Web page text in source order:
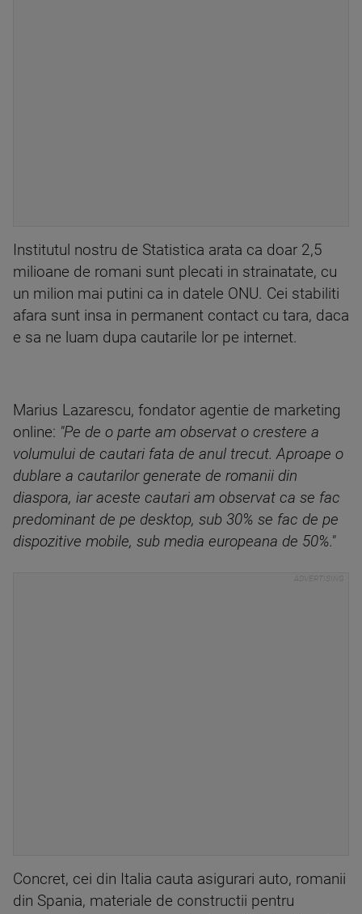
Institutul nostru de Statistica arata ca doar 2,5
milioane de romani sunt plecati in strainatate, cu
un milion mai putini ca in datele ONU. Cei stabiliti
afara sunt insa in permanent contact cu tara, daca
e sa ne luam dupa cautarile lor pe internet.
Marius Lazarescu, fondator agentie de marketing
online: "Pe de o parte am observat o crestere a
volumului de cautari fata de anul trecut. Aproape o
dublare a cautarilor generate de romanii din
diaspora, iar aceste cautari am observat ca se fac
predominant de pe desktop, sub 30% se fac de pe
dispozitive mobile, sub media europeana de 50%."
Concret, cei din Italia cauta asigurari auto, romanii
din Spania, materiale de constructii pentru